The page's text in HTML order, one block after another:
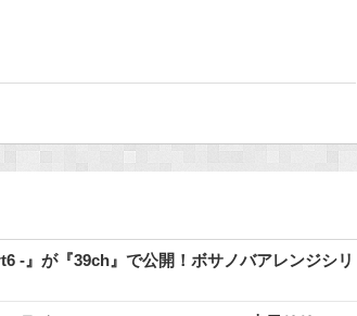
-』が『39ch』で公開！ボサノバアレンジシリ